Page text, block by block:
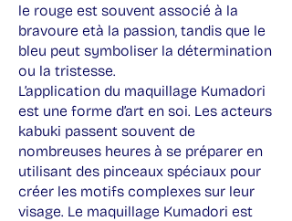
le rouge est souvent associé à la
bravoure età la passion, tandis que le
bleu peut symboliser la détermination
ou la tristesse.
L’application du maquillage Kumadori
est une forme d’art en soi. Les acteurs
kabuki passent souvent de
nombreuses heures à se préparer en
utilisant des pinceaux spéciaux pour
créer les motifs complexes sur leur
visage. Le maquillage Kumadori est